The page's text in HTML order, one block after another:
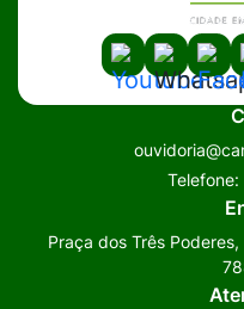
Acessar
a
Social
Acessar
a
Social
a
Telefone:
Praça dos Três